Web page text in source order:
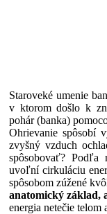
Staroveké umenie
v ktorom došlo k
pohár (banka)
Ohrievanie spôsobí
zvyšný vzduch
spôsobovať? Podľa
uvoľní cirkuláciu
spôsobom zúžené
anatomický základ,
energia netečie telom